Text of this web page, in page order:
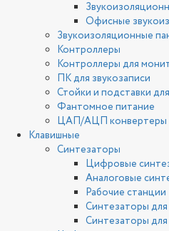
Офисные
Звукоизоляционные
Контроллеры
Контроллеры для
ПК для звукозаписи
Стойки и подставки
Фантомное питание
ЦАП/АЦП конвертеры
Клавишные
Синтезаторы
Цифровые
Аналоговые
Рабочие станции
Синтезаторы
Синтезаторы